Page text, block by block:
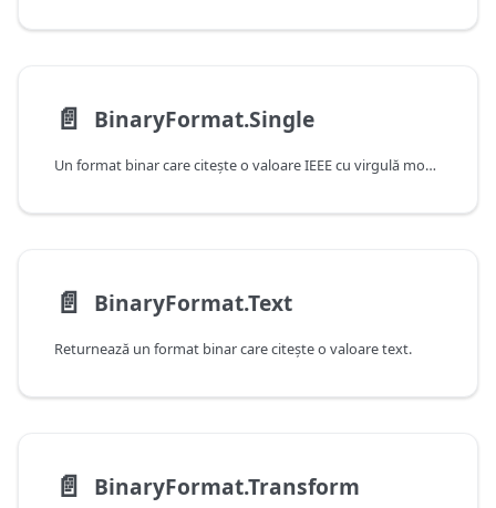
📄️ BinaryFormat.Single
Un format binar care citeşte o valoare IEEE cu virgulă mobilă cu precizie simplă pe 4 octeţi.
📄️ BinaryFormat.Text
Returnează un format binar care citeşte o valoare text.
📄️ BinaryFormat.Transform